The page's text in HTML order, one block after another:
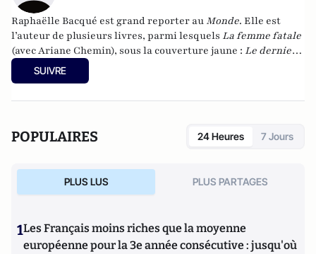
Raphaëlle Bacqué est grand reporter au Monde. Elle est
l’auteur de plusieurs livres, parmi lesquels La femme fatale
(avec Ariane Chemin), sous la couverture jaune : Le dernier
mort de Mitterrand
SUIVRE
POPULAIRES 24 Heures 7 Jours
PLUS LUS PLUS PARTAGES
1Les Français moins riches que la moyenne
européenne pour la 3e année consécutive : jusqu'où